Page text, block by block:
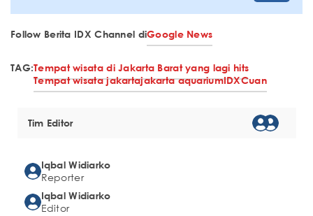
Follow Berita IDX Channel diGoogle News
TAG:Tempat wisata di Jakarta Barat yang lagi hits
Tempat wisata jakartajakarta aquariumIDXCuan
Tim Editor
Iqbal Widiarko
Reporter
Iqbal Widiarko
Editor